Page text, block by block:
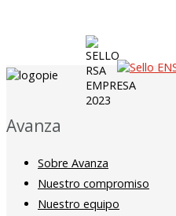
Avanza
Sobre Avanza
Nuestro compromiso
Nuestro equipo